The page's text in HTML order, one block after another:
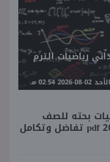
رياضيات الترم
الأحد 02-08-2026 02:54 مـ
بحته للصف
الثالث الثانوي 2027 pdf تفاضل وتكامل